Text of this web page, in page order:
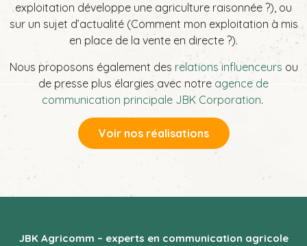
exploitation développe une agriculture raisonnée ?), ou
sur un sujet d’actualité (Comment mon exploitation à mis
en place de la vente en directe ?).
Nous proposons également des relations influenceurs ou
de presse plus élargies avec notreagence de
communication principale JBK Corporation.
Voir nos réalisations
JBK Agricomm – experts en communication agricole